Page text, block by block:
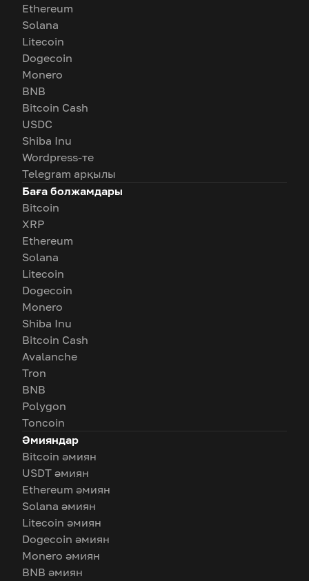
Ethereum
Solana
Litecoin
Dogecoin
Monero
BNB
Bitcoin Cash
USDC
Shiba Inu
Wordpress-те
Telegram арқылы
Баға болжамдары
Bitcoin
XRP
Ethereum
Solana
Litecoin
Dogecoin
Monero
Shiba Inu
Bitcoin Cash
Avalanche
Tron
BNB
Polygon
Toncoin
Әмияндар
Bitcoin әмиян
USDT әмиян
Ethereum әмиян
Solana әмиян
Litecoin әмиян
Dogecoin әмиян
Monero әмиян
BNB әмиян